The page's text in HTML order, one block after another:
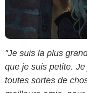
"Je suis la plus
que je suis petite.
toutes sortes de